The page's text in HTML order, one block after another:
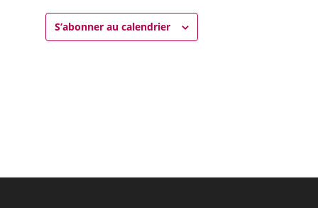
S’abonner au calendrier